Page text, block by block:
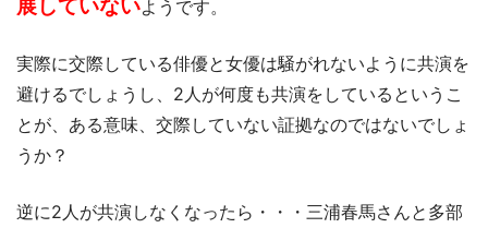
展していないようです。
実際に交際している俳優と女優は騒がれないように共演を
避けるでしょうし、2人が何度も共演をしているというこ
とが、ある意味、交際していない証拠なのではないでしょ
うか？
逆に2人が共演しなくなったら・・・三浦春馬さんと多部